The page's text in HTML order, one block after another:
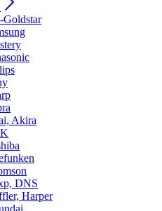
Akira
DNS
Harper